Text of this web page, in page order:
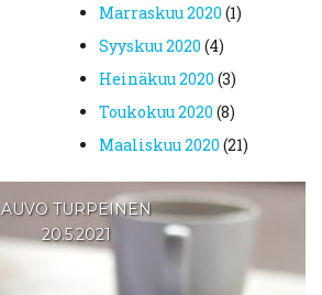
marraskuu 2020 (1)
syyskuu 2020 (4)
heinäkuu 2020 (3)
toukokuu 2020 (8)
maaliskuu 2020 (21)
AUVO TURPEINEN
20.5.2021